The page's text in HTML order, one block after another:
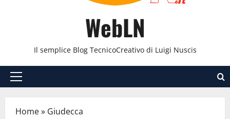
WebLN
Il semplice Blog TecnicoCreativo di Luigi Nuscis
Menu
Home» Giudecca